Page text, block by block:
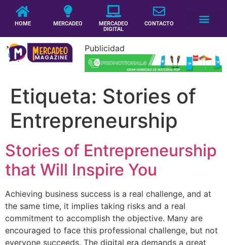
HOME MERCADEO
MERCADEO
DIGITAL
CONTACTO
Publicidad
Etiqueta: Stories of
Entrepreneurship
Stories of Entrepreneurship
that Will Inspire You
Achieving business success is a real challenge, and at
the same time, it implies taking risks and a real
commitment to accomplish the objective. Many are
encouraged to face this professional challenge, but not
everyone succeeds. The digital era demands a great